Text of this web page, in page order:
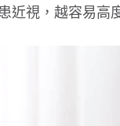
近視，越容易高